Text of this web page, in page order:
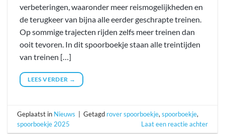
verbeteringen, waaronder meer reismogelijkheden en
de terugkeer van bijna alle eerder geschrapte treinen.
Op sommige trajecten rijden zelfs meer treinen dan
ooit tevoren. In dit spoorboekje staan alle treintijden
van treinen […]
LEES VERDER →
Geplaatst in Nieuws Getagd rover spoorboekje,spoorboekje,
spoorboekje 2025
Laat een reactie achter